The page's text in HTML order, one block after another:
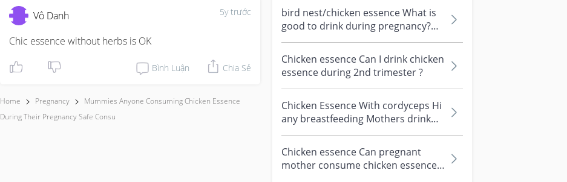
5y trước
Vô Danh
Chic essence without herbs is OK
Bình Luận Chia Sẻ
Home Pregnancy
Mummies Anyone Consuming Chicken Essence
During Their Pregnancy Safe Consu
bird nest/chicken essence What is
good to drink during pregnancy?
Third trimester... can recommend
m...
Chicken essence Can I drink chicken
essence during 2nd trimester ?
Chicken Essence With cordyceps Hi
any breastfeeding Mothers drink
brands chicken essence for
cordyce...
Chicken essence Can pregnant
mother consume chicken essence?